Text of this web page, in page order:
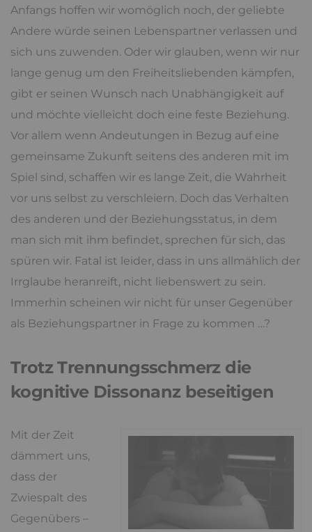
Anfangs hoffen wir womöglich noch, der geliebte
Andere würde seinen Lebenspartner verlassen und
sich uns zuwenden. Oder wir glauben, wenn wir nur
lange genug um den Freiheitsliebenden kämpfen,
gibt er seinen Wunsch nach Unabhängigkeit auf
und möchte vielleicht doch eine feste Beziehung.
Vor allem wenn Andeutungen in Bezug auf eine
gemeinsame Zukunft seitens des anderen mit im
Spiel sind, schaffen wir es lange Zeit, die Wahrheit
vor uns selbst zu verschleiern. Doch das Verhalten
des anderen und der Beziehungsstatus, in dem
man sich mit ihm befindet, sprechen für sich, das
spüren wir. Fatal ist leider, dass in uns allmählich der
Irrglaube heranreift, nicht liebenswert zu sein.
Immerhin scheinen wir nicht für unser Gegenüber
als Beziehungspartner in Frage zu kommen …?
Trotz Trennungsschmerz die
kognitive Dissonanz beseitigen
Mit der Zeit
dämmert uns,
dass der
Zwiespalt des
Gegenübers –